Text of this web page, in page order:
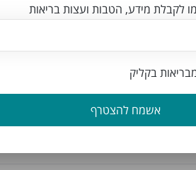
צוות האתר.
לקבלת מידע, הטבות ועצות בריאות
בקליק
אשמח להצטרף